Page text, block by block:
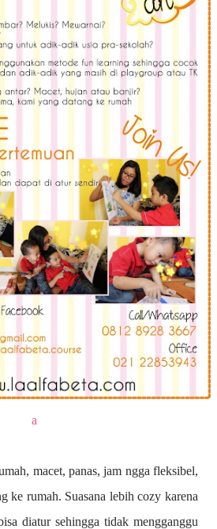
a
macet, panas, jam ngga fleksibel,
ke rumah. Suasana lebih cozy karena
diatur sehingga tidak mengganggu